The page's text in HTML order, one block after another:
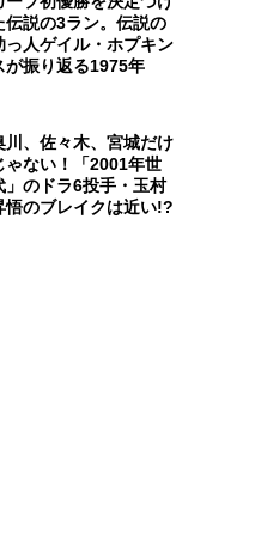
伝説の3ラン。伝説の
っ人ゲイル・ホプキン
が振り返る1975年
川、佐々木、宮城だけ
ゃない！「2001年世
」のドラ6投手・玉村
悟のブレイクは近い!?